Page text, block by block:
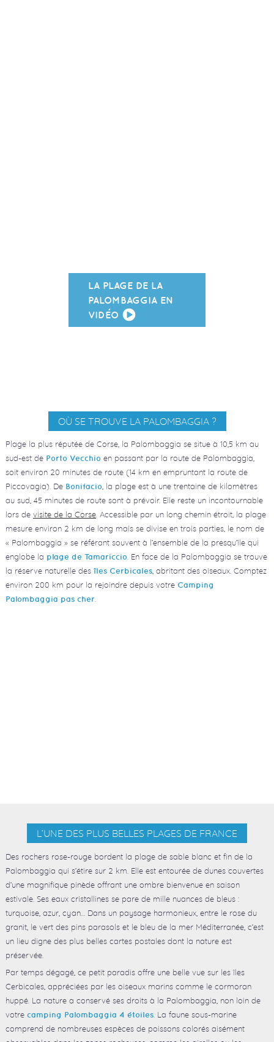
LA PLAGE DE LA
PALOMBAGGIA EN
VIDÉO
OÙ SE TROUVE LA PALOMBAGGIA ?
Plage la plus réputée de Corse, la Palombaggia se situe à 10,5 km au
sud-est de Porto Vecchio en passant par la route de Palombaggia,
soit environ 20 minutes de route (14 km en empruntant la route de
Piccovagia). De Bonifacio, la plage est à une trentaine de kilomètres
au sud, 45 minutes de route sont à prévoir. Elle reste un incontournable
lors de visite de la Corse. Accessible par un long chemin étroit, la plage
mesure environ 2 km de long mais se divise en trois parties, le nom de
« Palombaggia » se référant souvent à l’ensemble de la presqu’île qui
englobe la plage de Tamariccio. En face de la Palombaggia se trouve
la réserve naturelle des îles Cerbicales, abritant des oiseaux. Comptez
environ 200 km pour la rejoindre depuis votre Camping
Palombaggia pas cher.
L’UNE DES PLUS BELLES PLAGES DE FRANCE
Des rochers rose-rouge bordent la plage de sable blanc et fin de la
Palombaggia qui s’étire sur 2 km. Elle est entourée de dunes couvertes
d’une magnifique pinède offrant une ombre bienvenue en saison
estivale. Ses eaux cristallines se pare de mille nuances de bleus :
turquoise, azur, cyan… Dans un paysage harmonieux, entre le rose du
granit, le vert des pins parasols et le bleu de la mer Méditerranée, c’est
un lieu digne des plus belles cartes postales dont la nature est
préservée.
Par temps dégagé, ce petit paradis offre une belle vue sur les îles
Cerbicales, appréciées par les oiseaux marins comme le cormoran
huppé. La nature a conservé ses droits à la Palombaggia, non loin de
votre camping Palombaggia 4 étoiles. La faune sous-marine
comprend de nombreuses espèces de poissons colorés aisément